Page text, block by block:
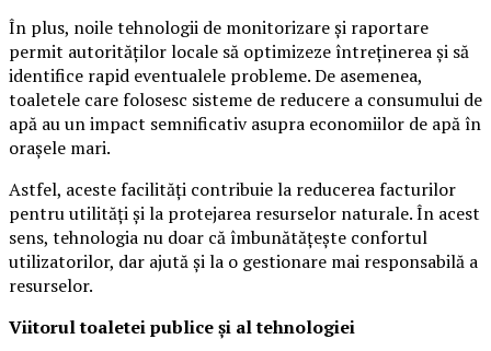
În plus, noile tehnologii de monitorizare și raportare
permit autorităților locale să optimizeze întreținerea și să
identifice rapid eventualele probleme. De asemenea,
toaletele care folosesc sisteme de reducere a consumului de
apă au un impact semnificativ asupra economiilor de apă în
orașele mari.
Astfel, aceste facilități contribuie la reducerea facturilor
pentru utilități și la protejarea resurselor naturale. În acest
sens, tehnologia nu doar că îmbunătățește confortul
utilizatorilor, dar ajută și la o gestionare mai responsabilă a
resurselor.
Viitorul toaletei publice și al tehnologiei